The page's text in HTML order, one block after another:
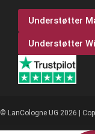
Understøtter
Understøtter
© LanCologne UG 2026 |